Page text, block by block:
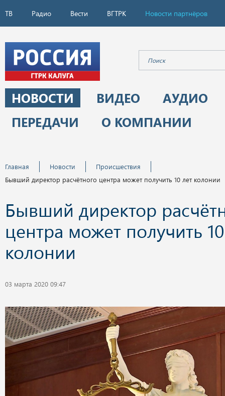
ТВ Радио Вести ВГТРК Новости партнёров
НОВОСТИ ВИДЕО
АУДИО
ПЕРЕДАЧИ
О КОМПАНИИ
Главная Новости
Происшествия
Бывший директор расчётного центра может получить 10 лет колонии
Бывший директор
центра может получить
колонии
03 марта 2020 09:47